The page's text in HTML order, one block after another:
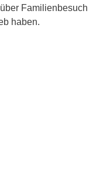
Familienbesuch
haben.